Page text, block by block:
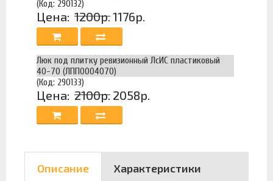
(Код: 290132)
Цена: 1200р.1176р.
Люк под плитку ревизионный ЛсИС пластиковый
40-70 (ЛПП0004070)
(Код: 290133)
Цена: 2100р. 2058р.
Описание Характеристики